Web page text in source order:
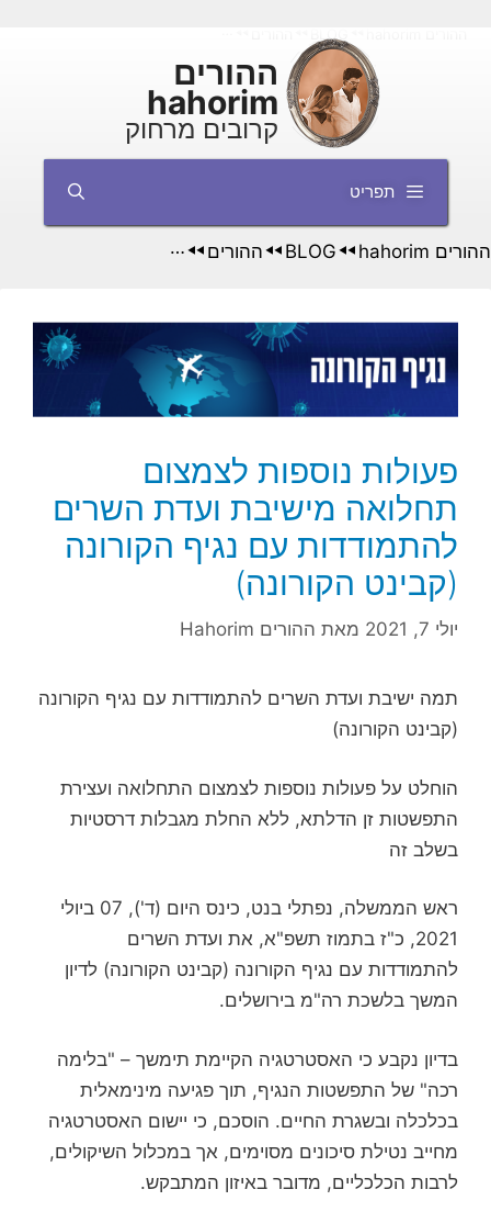
ההורים
hahorim
קרובים מרחוק
תפריט
ההורים hahorim ◄◄
BLOG
◄◄ ההורים ◄◄
פעולות נוספות לצמצום
תחלואה מישיבת ועדת השרים
להתמודדות עם נגיף הקורונה
(קבינט הקורונה)
יולי 7, 2021 מאת ההורים Hahorim
תמה ישיבת ועדת השרים להתמודדות עם נגיף הקורונה
(קבינט הקורונה)
הוחלט על פעולות נוספות לצמצום התחלואה ועצירת
התפשטות זן הדלתא, ללא החלת מגבלות דרסטיות
בשלב זה
ראש הממשלה, נפתלי בנט, כינס היום (ד'), 07 ביולי
2021, כ"ז בתמוז תשפ"א, את ועדת השרים
להתמודדות עם נגיף הקורונה (קבינט הקורונה) לדיון
המשך בלשכת רה"מ בירושלים.
בדיון נקבע כי האסטרטגיה הקיימת תימשך – "בלימה
רכה" של התפשטות הנגיף, תוך פגיעה מינימאלית
בכלכלה ובשגרת החיים. הוסכם, כי יישום האסטרטגיה
מחייב נטילת סיכונים מסוימים, אך במכלול השיקולים,
לרבות הכלכליים, מדובר באיזון המתבקש.